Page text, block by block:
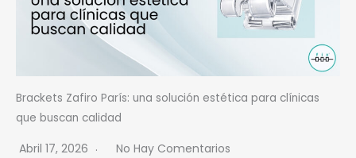
Brackets Zafiro París: una solución estética para clínicas
que buscan calidad
Abril 17, 2026 No Hay Comentarios